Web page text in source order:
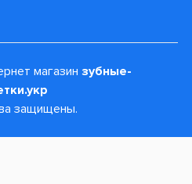
магазин зубные-
защищены.